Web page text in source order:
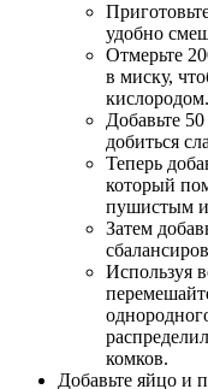
удобно
Отмерьте
в миску,
кислородом.
Добавьте
добиться
Теперь
который
пушистым
Затем
Используя
комков.
Добавьте яйцо и